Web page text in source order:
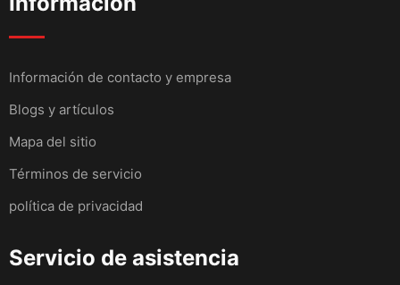
Información de contacto y empresa
Blogs y artículos
Mapa del sitio
Términos de servicio
política de privacidad
Servicio de asistencia